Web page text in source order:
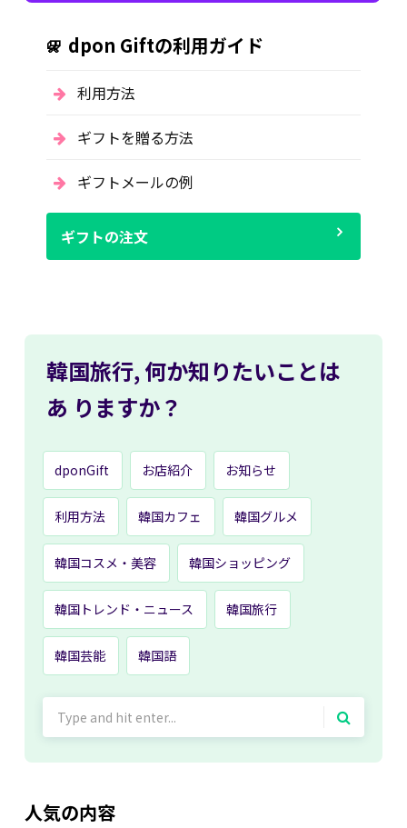
dpon Giftの利用ガイド
利用方法
ギフトを贈る方法
ギフトメールの例
ギフトの注文
韓国旅行, 何か知りたいことは
あ りますか？
dponGift お店紹介 お知らせ
利用方法 韓国カフェ 韓国グルメ
韓国コスメ・美容 韓国ショッピング
韓国トレンド・ニュース 韓国旅行
韓国芸能 韓国語
人気の内容